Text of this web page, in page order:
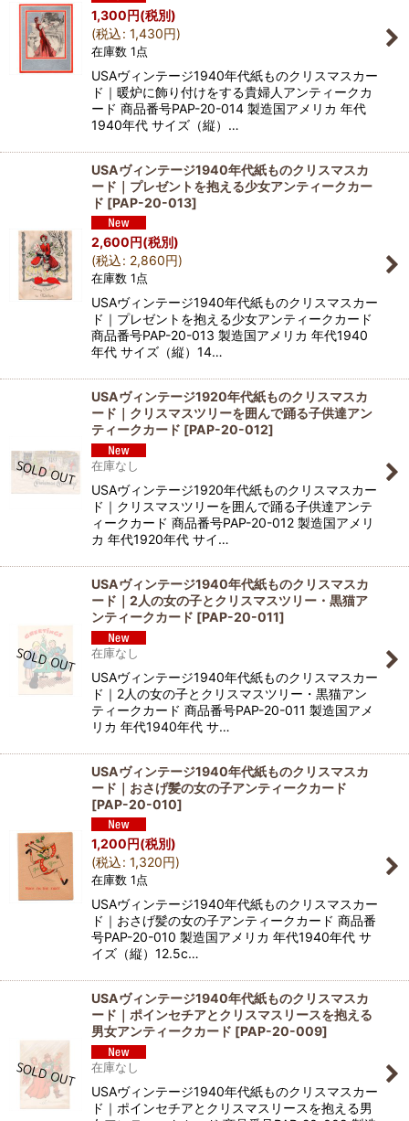
1,300円(税別)
(税込: 1,430円)
在庫数 1点
USAヴィンテージ1940年代紙ものクリスマスカー
ド｜暖炉に飾り付けをする貴婦人アンティークカ
ード 商品番号PAP-20-014 製造国アメリカ 年代
1940年代 サイズ（縦）…
USAヴィンテージ1940年代紙ものクリスマスカ
ード｜プレゼントを抱える少女アンティークカー
ド [PAP-20-013]
2,600円(税別)
(税込: 2,860円)
在庫数 1点
USAヴィンテージ1940年代紙ものクリスマスカー
ド｜プレゼントを抱える少女アンティークカード
商品番号PAP-20-013 製造国アメリカ 年代1940
年代 サイズ（縦）14…
USAヴィンテージ1920年代紙ものクリスマスカ
ード｜クリスマスツリーを囲んで踊る子供達アン
ティークカード [PAP-20-012]
在庫なし
USAヴィンテージ1920年代紙ものクリスマスカー
ド｜クリスマスツリーを囲んで踊る子供達アンテ
ィークカード 商品番号PAP-20-012 製造国アメリ
カ 年代1920年代 サイ…
USAヴィンテージ1940年代紙ものクリスマスカ
ード｜2人の女の子とクリスマスツリー・黒猫ア
ンティークカード [PAP-20-011]
在庫なし
USAヴィンテージ1940年代紙ものクリスマスカー
ド｜2人の女の子とクリスマスツリー・黒猫アン
ティークカード 商品番号PAP-20-011 製造国アメ
リカ 年代1940年代 サ…
USAヴィンテージ1940年代紙ものクリスマスカ
ード｜おさげ髪の女の子アンティークカード
[PAP-20-010]
1,200円(税別)
(税込: 1,320円)
在庫数 1点
USAヴィンテージ1940年代紙ものクリスマスカー
ド｜おさげ髪の女の子アンティークカード 商品番
号PAP-20-010 製造国アメリカ 年代1940年代 サ
イズ（縦）12.5c…
USAヴィンテージ1940年代紙ものクリスマスカ
ード｜ポインセチアとクリスマスリースを抱える
男女アンティークカード [PAP-20-009]
在庫なし
USAヴィンテージ1940年代紙ものクリスマスカー
ド｜ポインセチアとクリスマスリースを抱える男